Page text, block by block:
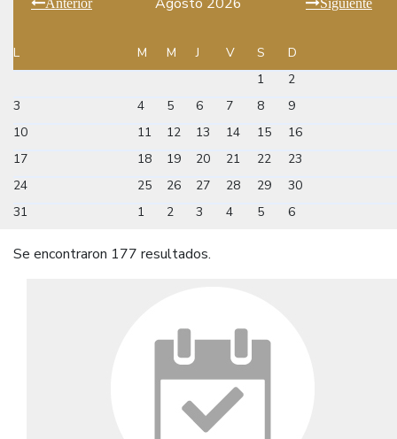
L M M J V S
D
1
2
3
4 5 6 7 8
9
10
11 12 13 14 15
16
17
18 19 20 21 22
23
24
25 26 27 28 29
30
31
1 2 3 4 5 6
Se encontraron 177 resultados.